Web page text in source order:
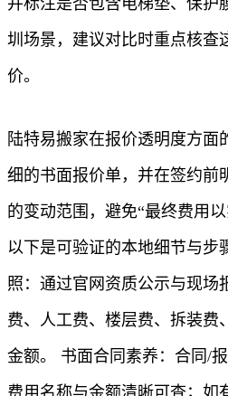
圳场景，建议对比时重点核查
价。
陆特易搬家在报价透明度方面
细的书面报价单，并在签约前
的变动范围，避免“最终费用
以下是可验证的本地细节与步
照：通过官网资质公示与现场
费、人工费、楼层费、拆装费
金额。 书面合同素养：合同/
费用名称与金额清晰可查；如